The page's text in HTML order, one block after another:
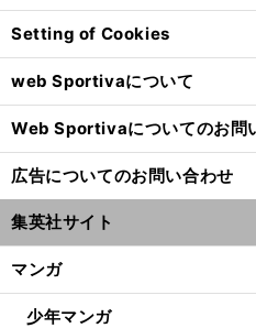
Setting of Cookies
web Sportivaについて
Web Sportivaについてのお問
広告についてのお問い合わせ
集英社サイト
マンガ
少年マンガ